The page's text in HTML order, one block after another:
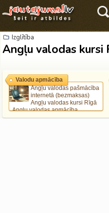
Izglītība
Angļu valodas kursi
Angļu valodas pašmācība
internetā (bezmaksas)
Angļu valodas kursi Rīgā
Angļu valodas apmācība
internetā
Valodu apmācība